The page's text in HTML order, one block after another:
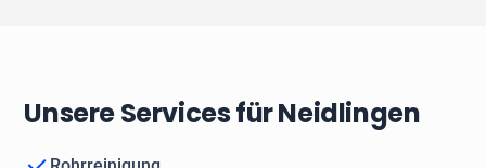
Unsere Services für Neidlingen